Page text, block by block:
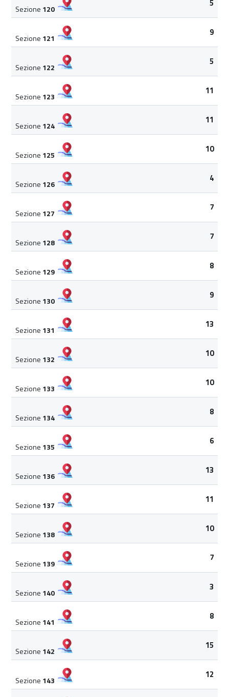
Sezione 120
5
Sezione 121
9
Sezione 122
5
Sezione 123
11
Sezione 124
11
Sezione 125
10
Sezione 126
4
Sezione 127
7
Sezione 128
7
Sezione 129
8
Sezione 130
9
Sezione 131
13
Sezione 132
10
Sezione 133
10
Sezione 134
8
Sezione 135
6
Sezione 136
13
Sezione 137
11
Sezione 138
10
Sezione 139
7
Sezione 140
3
Sezione 141
8
Sezione 142
15
Sezione 143
12